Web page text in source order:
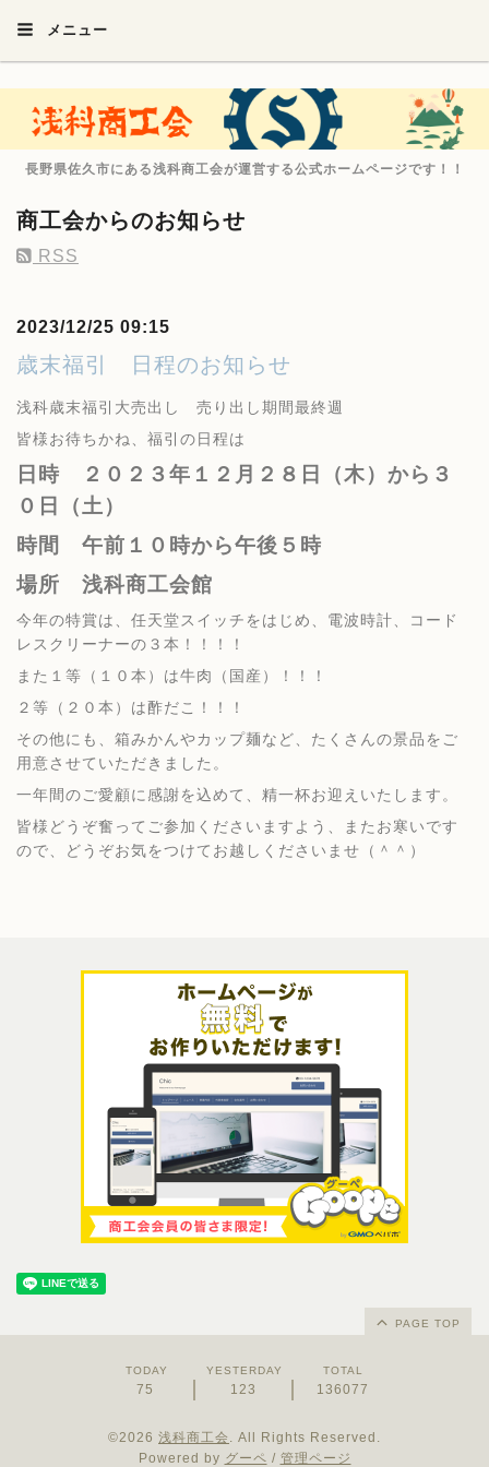
メニュー
長野県佐久市にある浅科商工会が運営する公式ホームページです！！
商工会からのお知らせ
RSS
2023/12/25 09:15
歳末福引 日程のお知らせ
浅科歳末福引大売出し 売り出し期間最終週
皆様お待ちかね、福引の日程は
日時 ２０２３年１２月２８日（木）から３
０日（土）
時間 午前１０時から午後５時
場所 浅科商工会館
今年の特賞は、任天堂スイッチをはじめ、電波時計、コード
レスクリーナーの３本！！！！
また１等（１０本）は牛肉（国産）！！！
２等（２０本）は酢だこ！！！
その他にも、箱みかんやカップ麺など、たくさんの景品をご
用意させていただきました。
一年間のご愛顧に感謝を込めて、精一杯お迎えいたします。
皆様どうぞ奮ってご参加くださいますよう、またお寒いです
ので、どうぞお気をつけてお越しくださいませ（＾＾）
PAGE TOP
TODAY
75
YESTERDAY
123
TOTAL
136077
©2026 浅科商工会. All Rights Reserved.
Powered by グーペ / 管理ページ